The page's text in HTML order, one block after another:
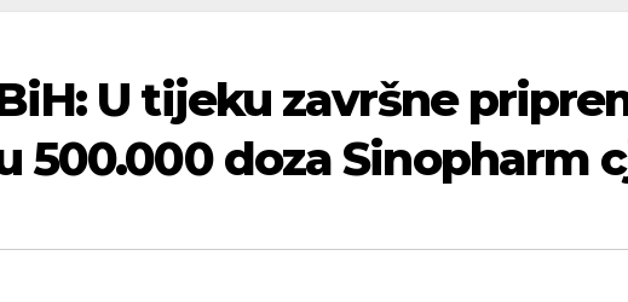
U tijeku završne
500.000 doza Sinopharm